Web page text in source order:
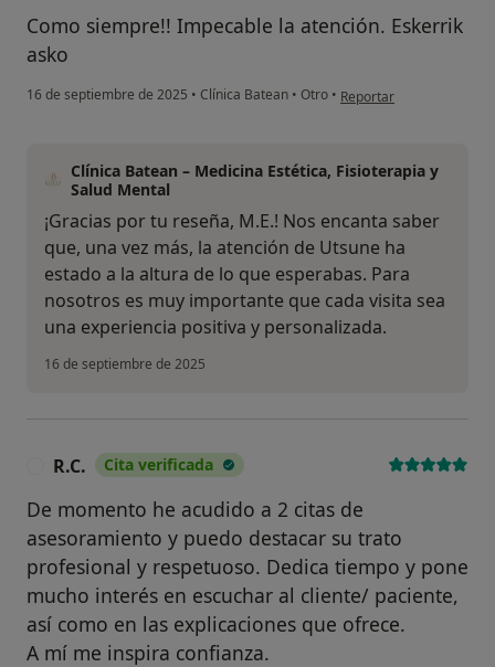
Como siempre!! Impecable la atención. Eskerrik
asko
16 de septiembre de 2025 • Clínica Batean • Otro • en opinión del usuario
Reportar
Clínica Batean – Medicina Estética, Fisioterapia y
Salud Mental
¡Gracias por tu reseña, M.E.! Nos encanta saber
que, una vez más, la atención de Utsune ha
estado a la altura de lo que esperabas. Para
nosotros es muy importante que cada visita sea
una experiencia positiva y personalizada.
16 de septiembre de 2025
R.C. Cita verificada
De momento he acudido a 2 citas de
asesoramiento y puedo destacar su trato
profesional y respetuoso. Dedica tiempo y pone
mucho interés en escuchar al cliente/ paciente,
así como en las explicaciones que ofrece.
A mí me inspira confianza.